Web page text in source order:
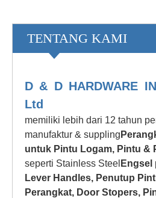
TENTANG KAMI
D & D HARDWARE
Ltd
memiliki lebih dari 12 tahun
manufaktur & suppling
untuk Pintu Logam, Pintu &
seperti Stainless Steel Engsel
Lever Handles, Penutup
Perangkat, Door Stopers,